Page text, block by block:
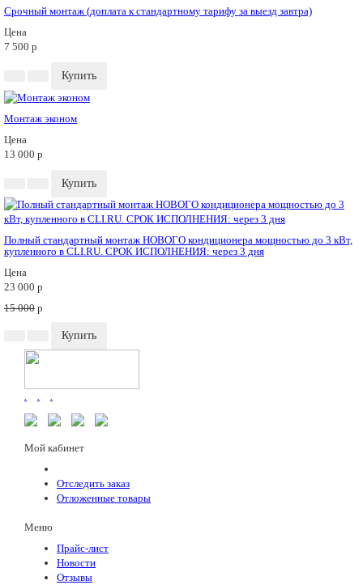
Срочный монтаж (доплата к стандартному тарифу за выезд завтра)
Цена
7 500 p
Купить
Монтаж эконом
Цена
13 000 p
Купить
Полный стандартный монтаж НОВОГО кондиционера мощностью до 3 кВт,
купленного в CLI.RU. СРОК ИСПОЛНЕНИЯ: через 3 дня
Цена
23 000 p
15 000 p
Купить
. . .
Мой кабинет
Отследить заказ
Отложенные товары
Меню
Прайс-лист
Новости
Отзывы